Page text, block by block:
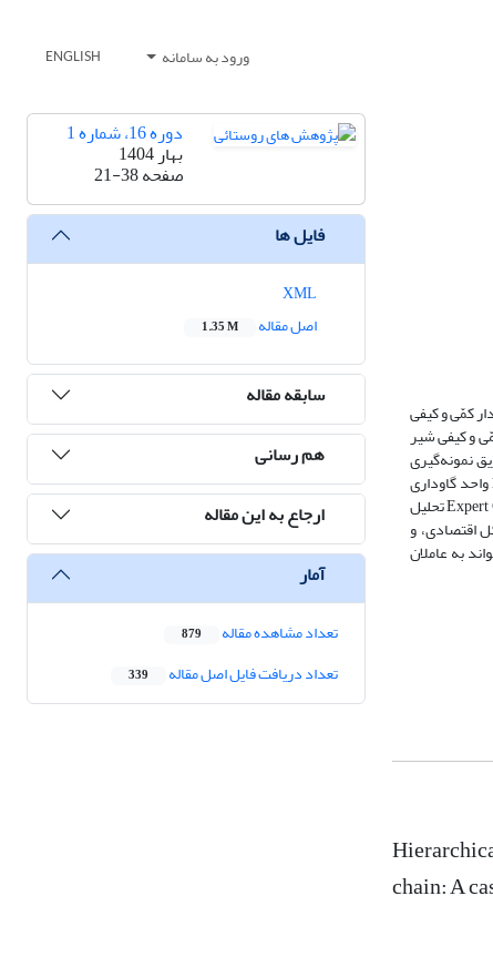
ورود به سامانه ENGLISH
کمّی و کیفی
و کیفی شیر
موضوعی بودند که از طریق نمونه‌گیری
هدفمند از نوع گلوله برفی تا رسیدن به اشباع داده انتخاب شدند. جامعه آماری در بخش کیفی شامل مدیران 10 واحد فعال صنایع لبنی استان کرمانشاه و صاحبان 104 واحد گاوداری
شیری در این استان بود که به‌صورت تمام شماری انتخاب شدند (114 =n). ابزار گردآوری داده‌ها پرسشنامه بود. داده‌ها در محیط نرم‌افزارهای Excel، SPSS و Expert Choice تحلیل
اقتصادی، و
به عاملان
chain: A
دوره 16، شماره 1
بهار 1404
صفحه21-38
فایل ها
اصل مقاله
1.35 M
سابقه مقاله
هم رسانی
ارجاع به این مقاله
آمار
تعداد مشاهده مقاله 879
تعداد دریافت فایل اصل مقاله 339